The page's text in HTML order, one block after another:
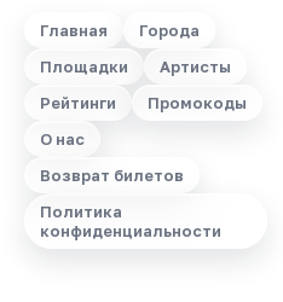
Главная
Города
Площадки
Артисты
Рейтинги
Промокоды
О нас
Возврат билетов
Политика
конфиденциальности